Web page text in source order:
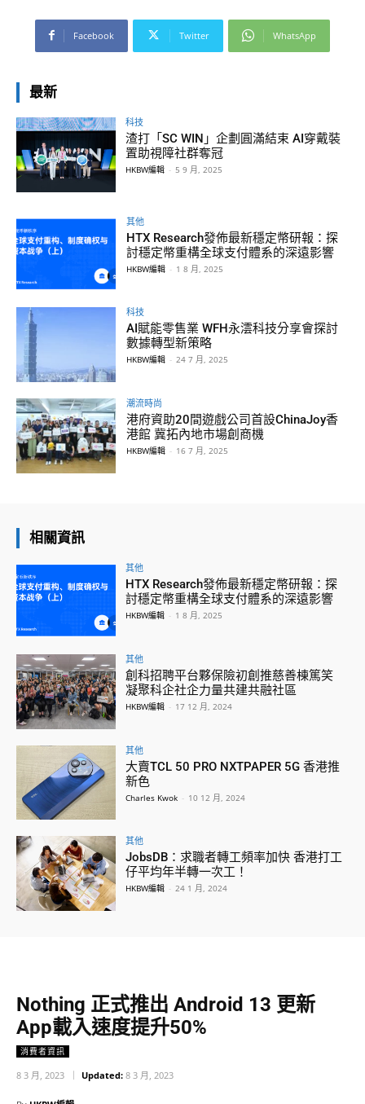
Facebook Twitter WhatsApp
最新
科技
渣打「SC WIN」企劃圓滿結束 AI穿戴裝
置助視障社群奪冠
HKBW編輯 - 5 9 月, 2025
其他
HTX Research發佈最新穩定幣研報：探
討穩定幣重構全球支付體系的深遠影響
HKBW編輯 - 1 8 月, 2025
科技
AI賦能零售業 WFH永澐科技分享會探討
數據轉型新策略
HKBW編輯 - 24 7 月, 2025
潮流時尚
港府資助20間遊戲公司首設ChinaJoy香
港館 冀拓內地市場創商機
HKBW編輯 - 16 7 月, 2025
相關資訊
其他
HTX Research發佈最新穩定幣研報：探
討穩定幣重構全球支付體系的深遠影響
HKBW編輯 - 1 8 月, 2025
其他
創科招聘平台夥保險初創推慈善棟篤笑
凝聚科企社企力量共建共融社區
HKBW編輯 - 17 12 月, 2024
其他
大賣TCL 50 PRO NXTPAPER 5G 香港推
新色
Charles Kwok - 10 12 月, 2024
其他
JobsDB：求職者轉工頻率加快 香港打工
仔平均年半轉一次工！
HKBW編輯 - 24 1 月, 2024